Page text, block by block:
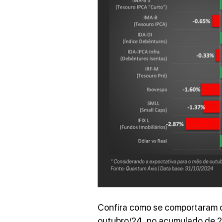
Confira como se comportaram